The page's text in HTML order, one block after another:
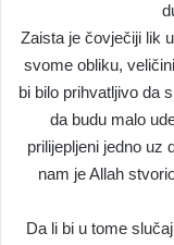
Zaista je čovječiji lik
svome obliku,
bi bilo prihvatljivo da
da budu malo
prilijepljeni jedno uz
nam je Allah
Da li bi u tome